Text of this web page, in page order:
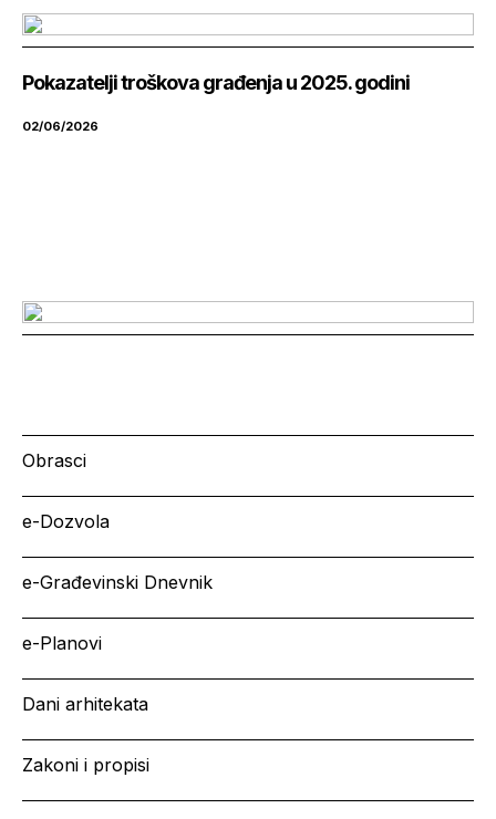
Pokazatelji troškova građenja u 2025. godini
02/06/2026
Obrasci
e-Dozvola
e-Građevinski Dnevnik
e-Planovi
Dani arhitekata
Zakoni i propisi